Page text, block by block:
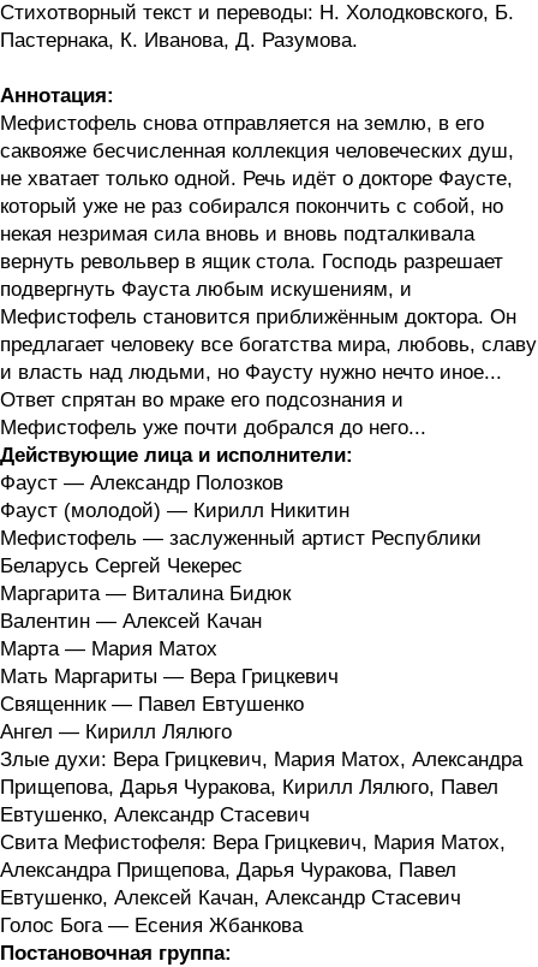
Стихотворный текст и переводы: Н. Холодковского, Б.
Пастернака, К. Иванова, Д. Разумова.
Аннотация:
Мефистофель снова отправляется на землю, в его
саквояже бесчисленная коллекция человеческих душ,
не хватает только одной. Речь идёт о докторе Фаусте,
который уже не раз собирался покончить с собой, но
некая незримая сила вновь и вновь подталкивала
вернуть револьвер в ящик стола. Господь разрешает
подвергнуть Фауста любым искушениям, и
Мефистофель становится приближённым доктора. Он
предлагает человеку все богатства мира, любовь, славу
и власть над людьми, но Фаусту нужно нечто иное...
Ответ спрятан во мраке его подсознания и
Мефистофель уже почти добрался до него...
Действующие лица и исполнители:
Фауст — Александр Полозков
Фауст (молодой) — Кирилл Никитин
Мефистофель — заслуженный артист Республики
Беларусь Сергей Чекерес
Маргарита — Виталина Бидюк
Валентин — Алексей Качан
Марта — Мария Матох
Мать Маргариты — Вера Грицкевич
Священник — Павел Евтушенко
Ангел — Кирилл Лялюго
Злые духи: Вера Грицкевич, Мария Матох, Александра
Прищепова, Дарья Чуракова, Кирилл Лялюго, Павел
Евтушенко, Александр Стасевич
Свита Мефистофеля: Вера Грицкевич, Мария Матох,
Александра Прищепова, Дарья Чуракова, Павел
Евтушенко, Алексей Качан, Александр Стасевич
Голос Бога — Есения Жбанкова
Постановочная группа: